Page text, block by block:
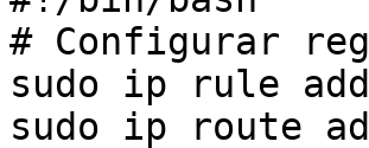
# Configurar
sudo ip rule
sudo ip route